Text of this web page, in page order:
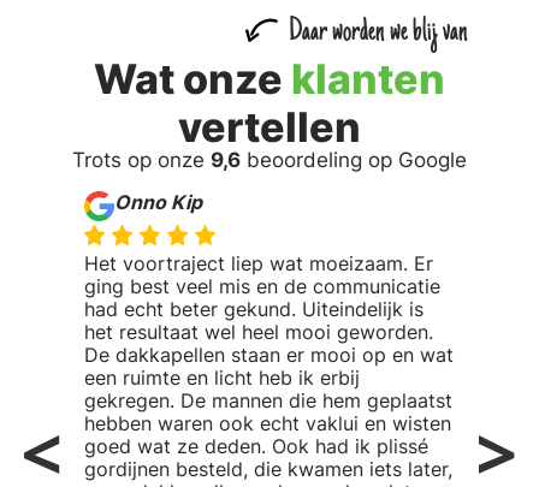
Wat onze klanten
vertellen
Trots op onze 9,6 beoordeling op Google
Onno Kip
Het voortraject liep wat moeizaam. Er
ging best veel mis en de communicatie
had echt beter gekund. Uiteindelijk is
het resultaat wel heel mooi geworden.
De dakkapellen staan er mooi op en wat
een ruimte en licht heb ik erbij
gekregen. De mannen die hem geplaatst
hebben waren ook echt vaklui en wisten
goed wat ze deden. Ook had ik plissé
gordijnen besteld, die kwamen iets later,
Daar worden we blij van